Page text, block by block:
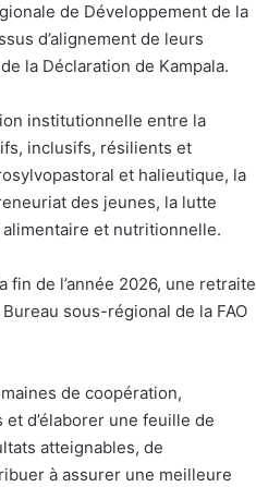
de Développement de la
d’alignement de leurs
la Déclaration de Kampala.
institutionnelle entre la
inclusifs, résilients et
et halieutique, la
des jeunes, la lutte
et nutritionnelle.
fin de l’année 2026, une retraite
sous-régional de la FAO
de coopération,
d’élaborer une feuille de
atteignables, de
à assurer une meilleure